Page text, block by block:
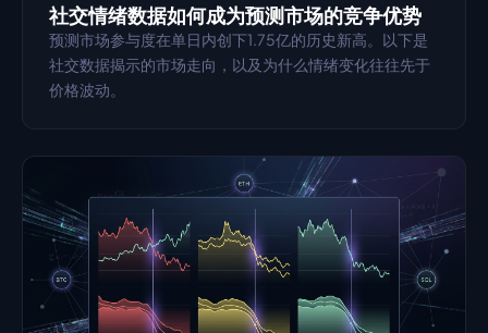
社交情绪数据如何成为预测市场的竞争优势
预测市场参与度在单日内创下1.75亿的历史新高。以下是
社交数据揭示的市场走向，以及为什么情绪变化往往先于
价格波动。